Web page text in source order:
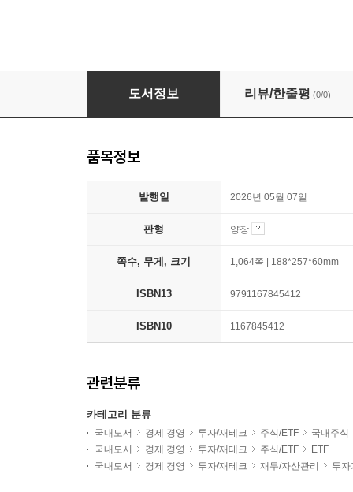
M&A 투자계약 실무
도서정보 리뷰/한줄평 (0/0)
품목정보
발행일 2026년 05월 07일
판형 양장
쪽수, 무게, 크기 1,064쪽 | 188*257*60mm
ISBN13 9791167845412
ISBN10 1167845412
관련분류
카테고리 분류
국내도서 경제 경영 투자/재테크 주식/ETF
국내주식
국내도서
경제 경영 투자/재테크 주식/ETF
ETF
국내도서
경제 경영 투자/재테크 재무/자산관리 투